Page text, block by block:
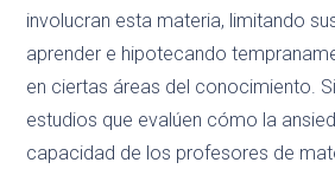
involucran esta materia, limitando
aprender e hipotecando
en ciertas áreas del conocimiento.
estudios que evalúen cómo la
capacidad de los profesores de